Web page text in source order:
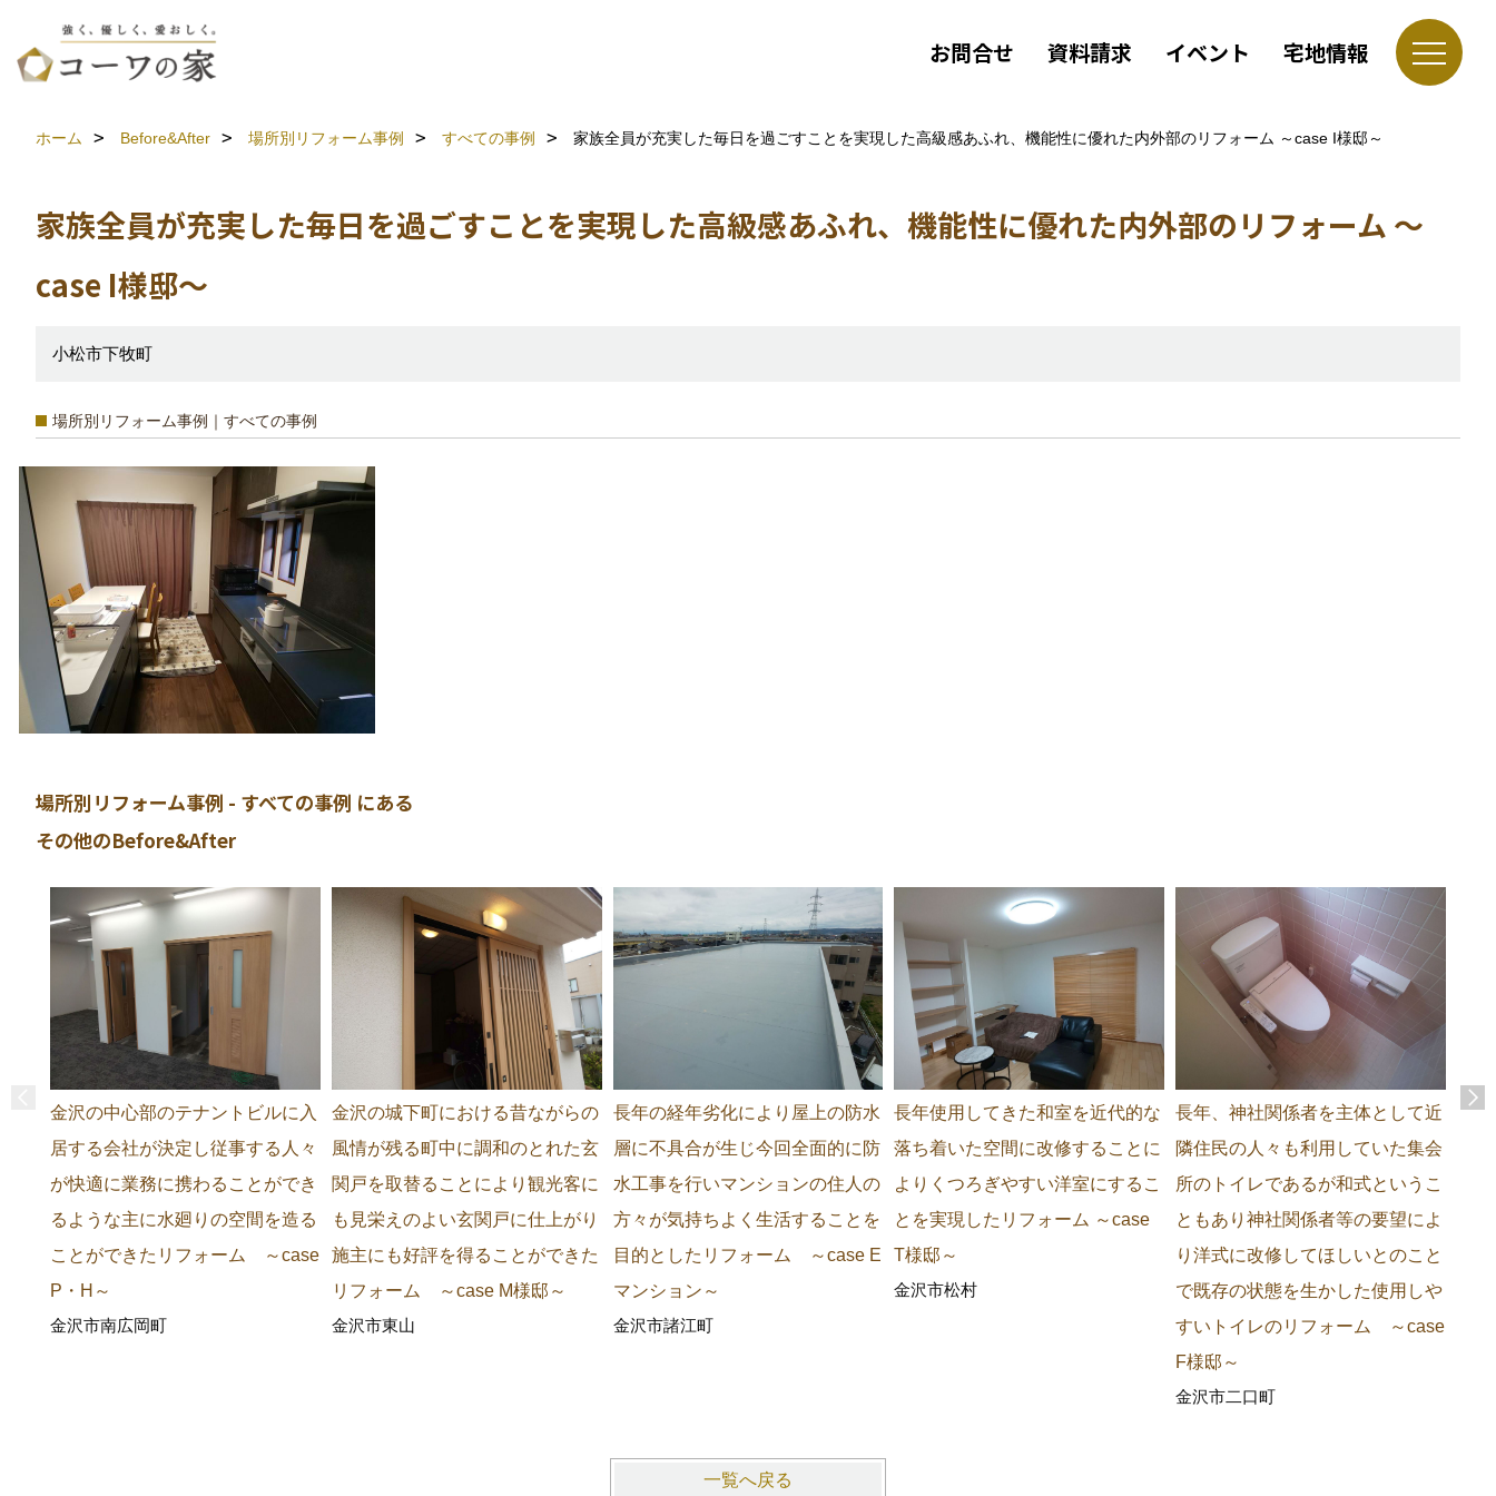
お問合せ 資料請求 イベント 宅地情報
ホーム Before&After 場所別リフォーム事例 すべての事例 家族全員が充実した毎日を過ごすことを実現した高級感あふれ、機能性に優れた内外部のリフォーム ～case I様邸～
家族全員が充実した毎日を過ごすことを実現した高級感あふれ、機能性に優れた内外部のリフォーム ～
case I様邸～
小松市下牧町
場所別リフォーム事例｜すべての事例
場所別リフォーム事例 - すべての事例 にある
その他のBefore&After
金沢の中心部のテナントビルに入
居する会社が決定し従事する人々
が快適に業務に携わることができ
るような主に水廻りの空間を造る
ことができたリフォーム ～case
P・H～
金沢市南広岡町
金沢の城下町における昔ながらの
風情が残る町中に調和のとれた玄
関戸を取替ることにより観光客に
も見栄えのよい玄関戸に仕上がり
施主にも好評を得ることができた
リフォーム ～case M様邸～
金沢市東山
長年の経年劣化により屋上の防水
層に不具合が生じ今回全面的に防
水工事を行いマンションの住人の
方々が気持ちよく生活することを
目的としたリフォーム ～case E
マンション～
金沢市諸江町
長年使用してきた和室を近代的な
落ち着いた空間に改修することに
よりくつろぎやすい洋室にするこ
とを実現したリフォーム ～case
T様邸～
金沢市松村
長年、神社関係者を主体として近
隣住民の人々も利用していた集会
所のトイレであるが和式というこ
ともあり神社関係者等の要望によ
り洋式に改修してほしいとのこと
で既存の状態を生かした使用しや
すいトイレのリフォーム ～case
F様邸～
金沢市二口町
震
一覧へ戻る